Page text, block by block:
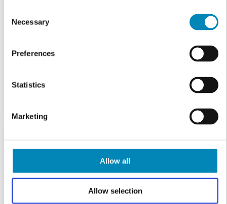
Selection
Necessary
Preferences
Statistics
Marketing
Allow all
Allow selection